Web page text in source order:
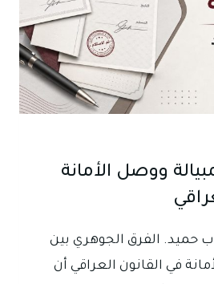
ووصل الأمانة
حميد. الفرق الجوهري بين
في القانون العراقي أن